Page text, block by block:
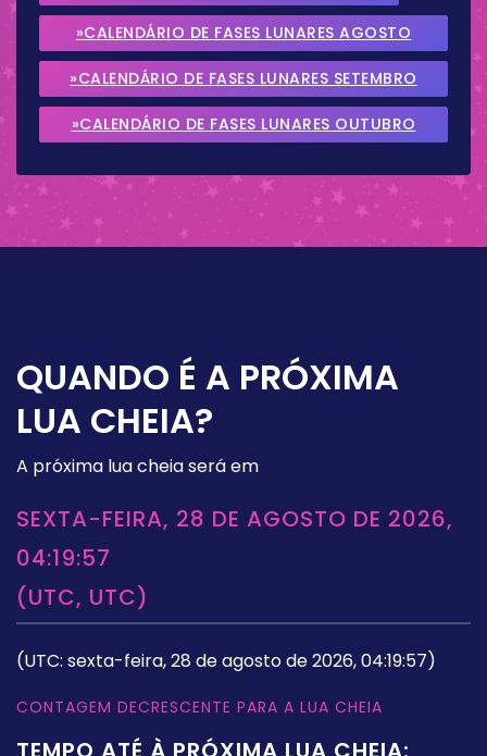
»CALENDÁRIO DE FASES LUNARES AGOSTO
2026
»CALENDÁRIO DE FASES LUNARES SETEMBRO
2026
»CALENDÁRIO DE FASES LUNARES OUTUBRO
QUANDO É A PRÓXIMA
LUA CHEIA?
A próxima lua cheia será em
SEXTA-FEIRA, 28 DE AGOSTO DE 2026,
04:19:57
(UTC, UTC)
(UTC: sexta-feira, 28 de agosto de 2026, 04:19:57)
CONTAGEM DECRESCENTE PARA A LUA CHEIA